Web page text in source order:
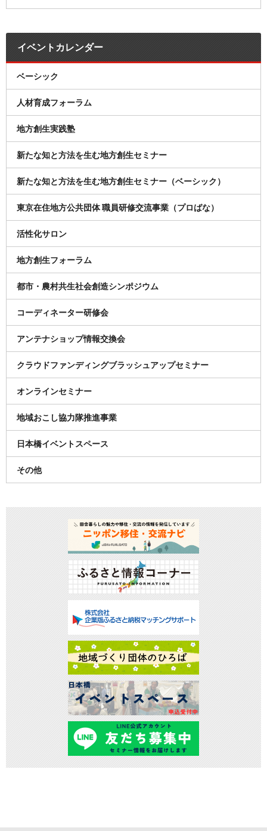
イベントカレンダー
ベーシック
人材育成フォーラム
地方創生実践塾
新たな知と方法を生む地方創生セミナー
新たな知と方法を生む地方創生セミナー（ベーシック）
東京在住地方公共団体 職員研修交流事業（プロばな）
活性化サロン
地方創生フォーラム
都市・農村共生社会創造シンポジウム
コーディネーター研修会
アンテナショップ情報交換会
クラウドファンディングブラッシュアップセミナー
オンラインセミナー
地域おこし協力隊推進事業
日本橋イベントスペース
その他